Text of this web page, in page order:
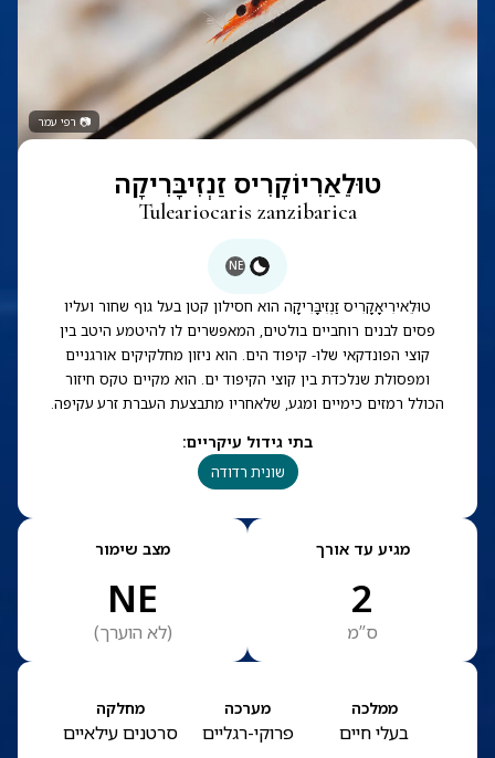
📷 רפי עמר
טוּלֵאַרִיוֹקָרִיס זַנְזִיבָּרִיקָה
Tuleariocaris zanzibarica
NE
טוּלֵאירִיאָקָרִיס זַנְזִיבָּרִיקָה הוא חסילון קטן בעל גוף שחור ועליו
פסים לבנים רוחביים בולטים, המאפשרים לו להיטמע היטב בין
קוצי הפונדקאי שלו- קיפוד הים. הוא ניזון מחלקיקים אורגניים
ומפסולת שנלכדת בין קוצי הקיפוד ים. הוא מקיים טקס חיזור
הכולל רמזים כימיים ומגע, שלאחריו מתבצעת העברת זרע עקיפה.
בתי גידול עיקריים:
שונית רדודה
מגיע עד אורך
2
ס”מ
מצב שימור
NE
(לא הוערך)
ממלכה
בעלי חיים
מערכה
פרוקי-רגליים
מחלקה
סרטנים עילאיים